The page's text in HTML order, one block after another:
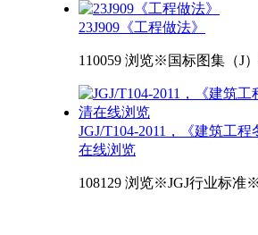
23J909《工程做法》
110059 浏览※国标图集（J
JGJ/T104-2011，《建筑工
在线浏览
108129 浏览※JGJ行业标准※